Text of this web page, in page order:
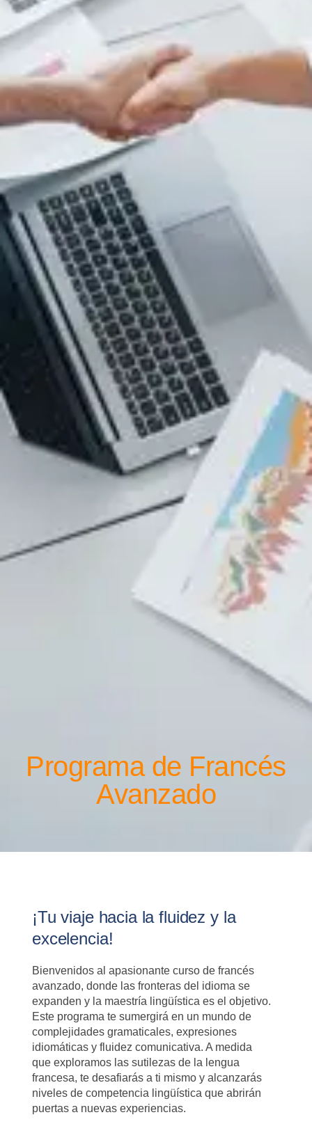
Programa de Francés
Avanzado
¡Tu viaje hacia la fluidez y la
excelencia!
Bienvenidos al apasionante curso de francés
avanzado, donde las fronteras del idioma se
expanden y la maestría lingüística es el objetivo.
Este programa te sumergirá en un mundo de
complejidades gramaticales, expresiones
idiomáticas y fluidez comunicativa. A medida
que exploramos las sutilezas de la lengua
francesa, te desafiarás a ti mismo y alcanzarás
niveles de competencia lingüística que abrirán
puertas a nuevas experiencias.